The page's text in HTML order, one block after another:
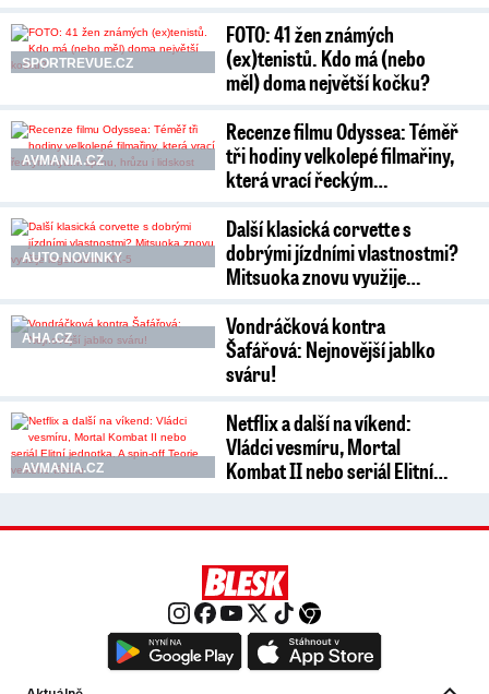
SPORTREVUE.CZ
FOTO: 41 žen známých
(ex)tenistů. Kdo má (nebo
měl) doma největší kočku?
AVMANIA.CZ
Recenze filmu Odyssea: Téměř
tři hodiny velkolepé filmařiny,
která vrací řeckým…
AUTO NOVINKY
Další klasická corvette s
dobrými jízdními vlastnostmi?
Mitsuoka znovu využije…
AHA.CZ
Vondráčková kontra
Šafářová: Nejnovější jablko
sváru!
AVMANIA.CZ
Netflix a další na víkend:
Vládci vesmíru, Mortal
Kombat II nebo seriál Elitní…